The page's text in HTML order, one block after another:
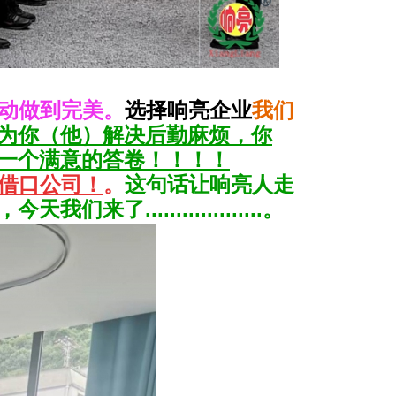
做到完美。 选择响亮企业我们
你（他）解决后勤麻烦，你
个满意的答卷！！！！
口公司！ 。 这句话让响亮人走
今天我们来了...................。